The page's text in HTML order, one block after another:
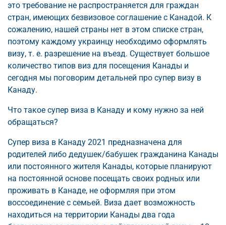
это требование не распространяется для граждан
стран, имеющих безвизовое соглашение c Канадой. К
сожалению, нашей страны нет в этом списке стран,
поэтому каждому украинцу необходимо оформлять
визу, т. е. разрешение на въезд. Существует большое
количество типов виз для посещения Канады и
сегодня мы поговорим детальней про супер визу в
Канаду.
Что такое супер виза в Канаду и кому нужно за ней
обращаться?
Супер виза в Канаду 2021 предназначена для
родителей либо дедушек/бабушек гражданина Канады
или постоянного жителя Канады, которые планируют
на постоянной основе посещать своих родных или
проживать в Канаде, не оформляя при этом
воссоединение с семьей. Виза дает возможность
находиться на территории Канады два года